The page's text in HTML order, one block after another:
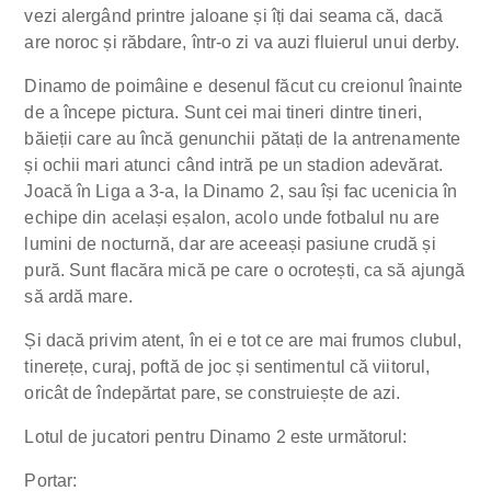
vezi alergând printre jaloane și îți dai seama că, dacă
are noroc și răbdare, într-o zi va auzi fluierul unui derby.
Dinamo de poimâine e desenul făcut cu creionul înainte
de a începe pictura. Sunt cei mai tineri dintre tineri,
băieții care au încă genunchii pătați de la antrenamente
și ochii mari atunci când intră pe un stadion adevărat.
Joacă în Liga a 3-a, la Dinamo 2, sau își fac ucenicia în
echipe din același eșalon, acolo unde fotbalul nu are
lumini de nocturnă, dar are aceeași pasiune crudă și
pură. Sunt flacăra mică pe care o ocrotești, ca să ajungă
să ardă mare.
Și dacă privim atent, în ei e tot ce are mai frumos clubul,
tinerețe, curaj, poftă de joc și sentimentul că viitorul,
oricât de îndepărtat pare, se construiește de azi.
Lotul de jucatori pentru Dinamo 2 este următorul:
Portar: